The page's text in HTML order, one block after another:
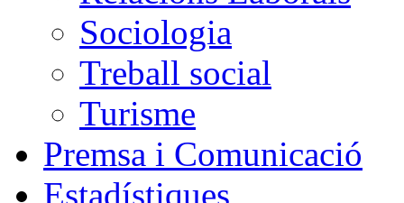
Sociologia
Treball social
Turisme
Premsa i Comunicació
Estadístiques